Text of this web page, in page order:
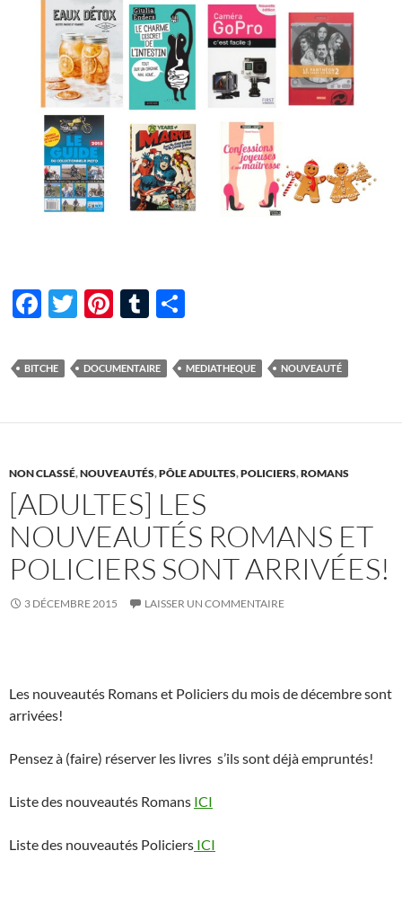
F
e
b
o
k
T
itt
er
Pi
er
es
t
T
m
bl
r
ta
g
er
BITCHE DOCUMENTAIRE MEDIATHEQUE NOUVEAUTÉ
NON CLASSÉ,NOUVEAUTÉS,PÔLE ADULTES,POLICIERS,ROMANS
[ADULTES] LES
NOUVEAUTÉS ROMANS ET
POLICIERS SONT ARRIVÉES!
3 DÉCEMBRE 2015 LAISSER UN COMMENTAIRE
Les nouveautés Romans et Policiers du mois de décembre sont
arrivées!
Pensez à (faire) réserver les livres s’ils sont déjà empruntés!
Liste des nouveautés Romans ICI
Liste des nouveautés Policiers ICI